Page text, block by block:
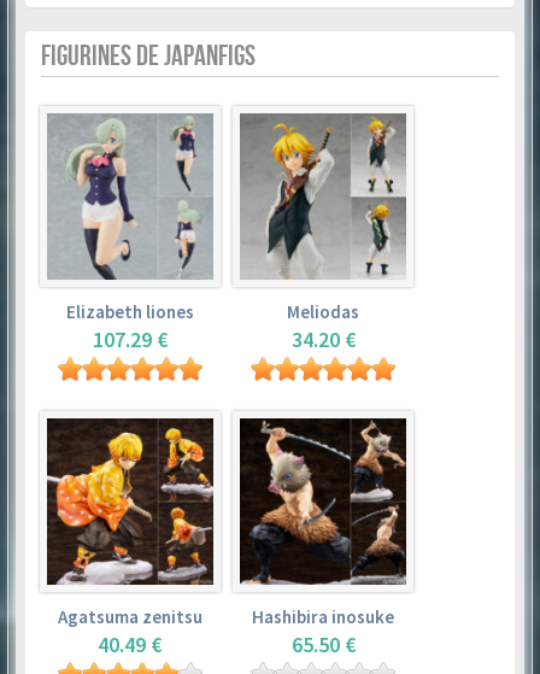
FIGURINES DE JAPANFIGS
Elizabeth liones
107.29 €
Meliodas
34.20 €
Agatsuma zenitsu
40.49 €
Hashibira inosuke
65.50 €